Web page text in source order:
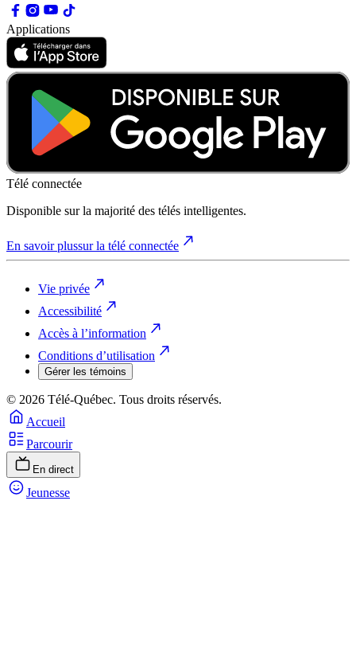
Applications
Télé connectée
Disponible sur la majorité des télés intelligentes.
En savoir plussur la télé connectée
Vie privée
Accessibilité
Accès à l’information
Conditions d’utilisation
Gérer les témoins
© 2026 Télé-Québec. Tous droits réservés.
Accueil
Parcourir
En direct
Jeunesse